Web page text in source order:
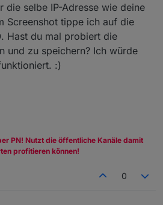
die selbe IP-Adresse wie deine
Screenshot tippe ich auf die
Hast du mal probiert die
und zu speichern? Ich würde
:)
PN! Nutzt die öffentliche Kanäle damit
profitieren können!
0